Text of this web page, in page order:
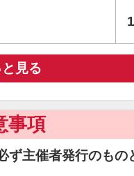
と見る
事項
ず主催者発行のもの